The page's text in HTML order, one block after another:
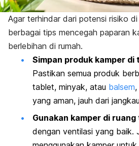
Agar terhindar dari potensi risiko
berbagai tips mencegah paparan
berlebihan di rumah.
Simpan produk kamper di
Pastikan semua produk
tablet, minyak, atau balsem
yang aman, jauh dari
Gunakan kamper di
dengan ventilasi yang baik.